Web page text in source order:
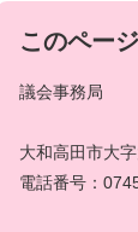
このペー
議会事務局
大和高田市大
電話番号：